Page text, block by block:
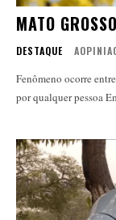
MATO
DESTAQUE
Fenômeno ocorre